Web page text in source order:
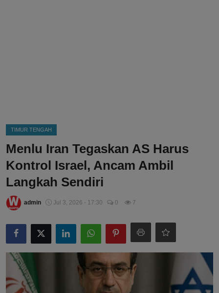
TIMUR TENGAH
Menlu Iran Tegaskan AS Harus
Kontrol Israel, Ancam Ambil
Langkah Sendiri
admin Jul 3, 2026 - 17:30 0 7